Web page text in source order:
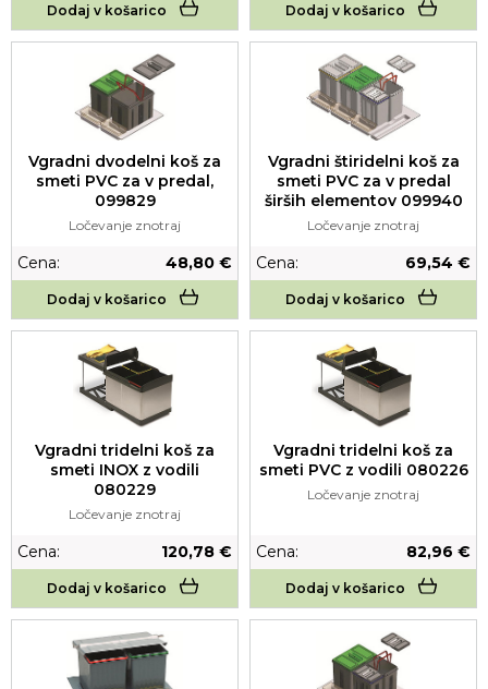
Dodaj v košarico Dodaj v košarico
Vgradni dvodelni koš za
smeti PVC za v predal,
099829
Ločevanje znotraj
Cena: 48,80 €
Dodaj v košarico
Vgradni štiridelni koš za
smeti PVC za v predal
širših elementov 099940
Ločevanje znotraj
Cena: 69,54 €
Dodaj v košarico
Vgradni tridelni koš za
smeti INOX z vodili
080229
Ločevanje znotraj
Cena: 120,78 €
Dodaj v košarico
Vgradni tridelni koš za
smeti PVC z vodili 080226
Ločevanje znotraj
Cena: 82,96 €
Dodaj v košarico